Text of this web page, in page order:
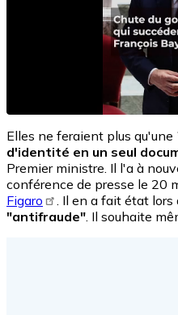
Elles ne feraient plus qu'une
d'identité en un seul
Premier ministre. Il l'a à
conférence de presse le 20
Figaro
. Il en a fait état
"antifraude" . Il souhaite